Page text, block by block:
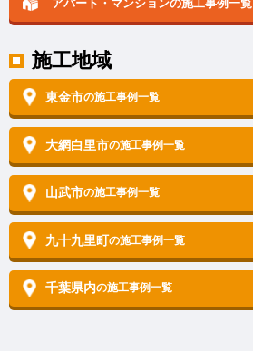
アパート・マンションの施工事例一覧
施工地域
東金市の施工事例一覧
大網白里市の施工事例一覧
山武市の施工事例一覧
九十九里町の施工事例一覧
千葉県内の施工事例一覧